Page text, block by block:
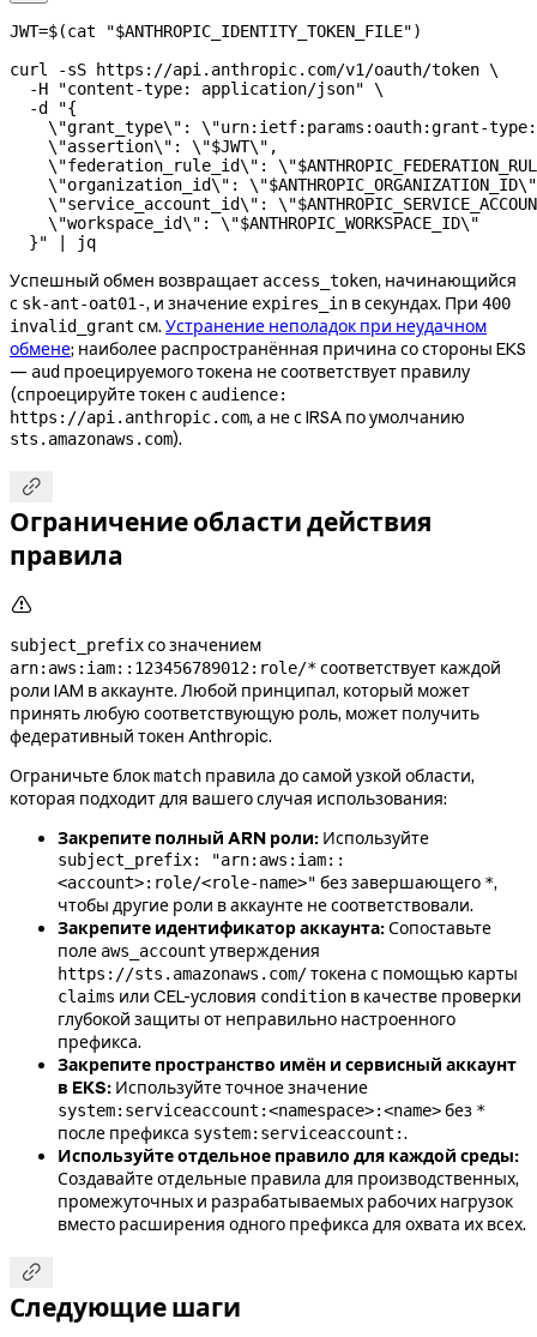
JWT=$(cat "$ANTHROPIC_IDENTITY_TOKEN_FILE")
curl -sS https://api.anthropic.com/v1/oauth/token \
  -H
"content-type: application/json" \
  -d
"{
    \"
grant_type\" : \"urn:ietf:params:oauth:grant-
    \"
assertion\" : \"$JWT\" ,
    \"
federation_rule_id\" : \"
    \"
organization_id\" : \"$ANTHROPIC_ORGANIZATION_ID\"
    \"
service_account_id\" : \"
    \"
workspace_id\" : \"$ANTHROPIC_WORKSPACE_ID\"
  }"
jq
Успешный обмен возвращает access_token, начинающийся
с sk-ant-oat01-, и значение expires_in в секундах. При 400
invalid_grant см. Устранение неполадок при неудачном
обмене; наиболее распространённая причина со стороны EKS
— aud проецируемого токена не соответствует правилу
(спроецируйте токен с audience:
https://api.anthropic.com, а не с IRSA по умолчанию
sts.amazonaws.com).

Ограничение области действия
правила

subject_prefixсо значением
arn:aws:iam::123456789012:role/*соответствует каждой
роли IAM в аккаунте. Любой принципал, который может
принять любую соответствующую роль, может получить
федеративный токен Anthropic.
Ограничьте блокmatch правила до самой узкой области,
которая подходит для вашего случая использования:
Закрепите полный ARN роли: Используйте
subject_prefix: "arn:aws:iam::
<account>:role/<role-name>" без завершающего *,
чтобы другие роли в аккаунте не соответствовали.
Закрепите идентификатор аккаунта:Сопоставьте
поле aws_account утверждения
https://sts.amazonaws.com/токена с помощью карты
claims или CEL-условия condition в качестве проверки
глубокой защиты от неправильно настроенного
префикса.
Закрепите пространство имён и сервисный аккаунт
в EKS: Используйте точное значение
system:serviceaccount:<namespace>:<name>без *
после префикса system:serviceaccount:.
Используйте отдельное правило для каждой среды:
Создавайте отдельные правила для производственных,
промежуточных и разрабатываемых рабочих нагрузок
вместо расширения одного префикса для охвата их всех.

Следующие шаги